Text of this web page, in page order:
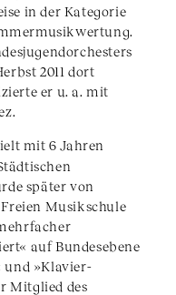
in der Kategorie
2011 dort
er u. a. mit
mit 6 Jahren
später von
Musikschule
auf Bundesebene
und »Klavier-
Mitglied des